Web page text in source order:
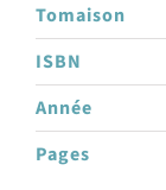
Tomaison
ISBN
Année
Pages